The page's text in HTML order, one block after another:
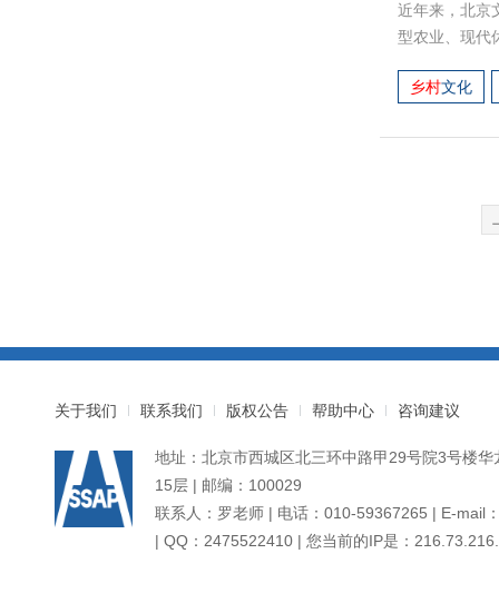
近年来，北京
型农业、现代
的引领和推动
乡村文化
关于我们 联系我们 版权公告 帮助中心 咨询建议
地址：北京市西城区北三环中路甲29号院3号楼华
15层 | 邮编：100029
联系人：罗老师 | 电话：010-59367265 | E-mail
| QQ：2475522410 | 您当前的IP是：